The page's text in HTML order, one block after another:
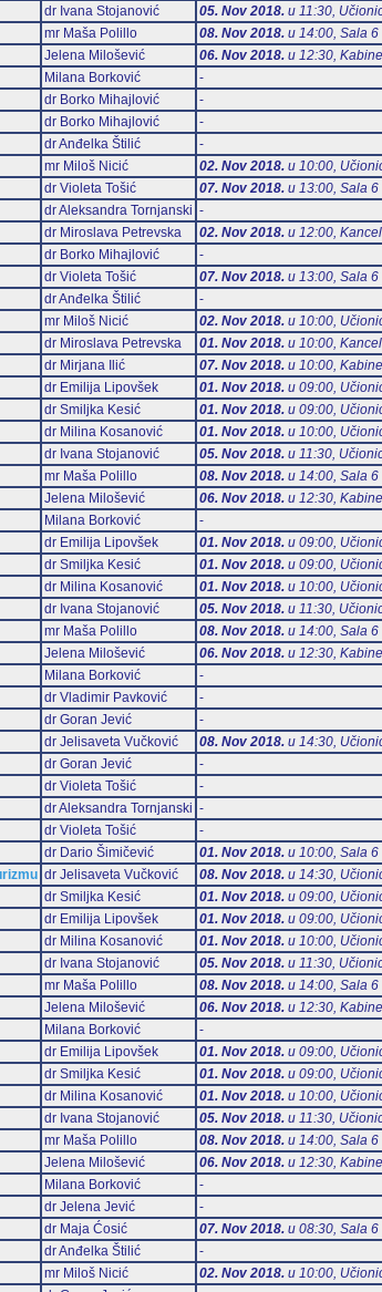
dr Ivana Stojanović 05. Nov 2018.u 11:30,
mr Maša Polillo 08. Nov 2018.u 14:00, Sala 6
Jelena Milošević 06. Nov 2018.u 12:30,
Milana Borković
-
dr Borko Mihajlović
-
dr Borko Mihajlović
-
dr Anđelka Štilić
-
mr Miloš Nicić 02. Nov 2018.u 10:00,
dr Violeta Tošić 07. Nov 2018.u 13:00, Sala 6
dr Aleksandra Tornjanski -
dr Miroslava Petrevska 02. Nov 2018.u 12:00,
dr Borko Mihajlović
-
dr Violeta Tošić 07. Nov 2018.u 13:00, Sala 6
dr Anđelka Štilić
-
mr Miloš Nicić 02. Nov 2018.u 10:00,
dr Miroslava Petrevska 01. Nov 2018.u 10:00,
dr Mirjana Ilić 07. Nov 2018.u 10:00,
dr Emilija Lipovšek 01. Nov 2018.u 09:00,
dr Smiljka Kesić 01. Nov 2018.u 09:00,
dr Milina Kosanović 01. Nov 2018.u 10:00,
dr Ivana Stojanović 05. Nov 2018.u 11:30,
mr Maša Polillo 08. Nov 2018.u 14:00, Sala 6
Jelena Milošević 06. Nov 2018.u 12:30,
Milana Borković
-
dr Emilija Lipovšek 01. Nov 2018.u 09:00,
dr Smiljka Kesić 01. Nov 2018.u 09:00,
dr Milina Kosanović 01. Nov 2018.u 10:00,
dr Ivana Stojanović 05. Nov 2018.u 11:30,
mr Maša Polillo 08. Nov 2018.u 14:00, Sala 6
Jelena Milošević 06. Nov 2018.u 12:30,
Milana Borković
-
dr Vladimir Pavković
-
dr Goran Jević
-
dr Jelisaveta Vučković 08. Nov 2018.u 14:30,
dr Goran Jević
-
dr Violeta Tošić
-
dr Aleksandra Tornjanski -
dr Violeta Tošić
-
dr Dario Šimičević 01. Nov 2018.u 10:00, Sala 6
dr Jelisaveta Vučković 08. Nov 2018.u 14:30,
dr Smiljka Kesić 01. Nov 2018.u 09:00,
dr Emilija Lipovšek 01. Nov 2018.u 09:00,
dr Milina Kosanović 01. Nov 2018.u 10:00,
dr Ivana Stojanović 05. Nov 2018.u 11:30,
mr Maša Polillo 08. Nov 2018.u 14:00, Sala 6
Jelena Milošević 06. Nov 2018.u 12:30,
Milana Borković
-
dr Emilija Lipovšek 01. Nov 2018.u 09:00,
dr Smiljka Kesić 01. Nov 2018.u 09:00,
dr Milina Kosanović 01. Nov 2018.u 10:00,
dr Ivana Stojanović 05. Nov 2018.u 11:30,
mr Maša Polillo 08. Nov 2018.u 14:00, Sala 6
Jelena Milošević 06. Nov 2018.u 12:30,
Milana Borković
-
dr Jelena Jević
-
dr Maja Ćosić 07. Nov 2018.u 08:30, Sala 6
dr Anđelka Štilić
-
mr Miloš Nicić 02. Nov 2018.u 10:00,